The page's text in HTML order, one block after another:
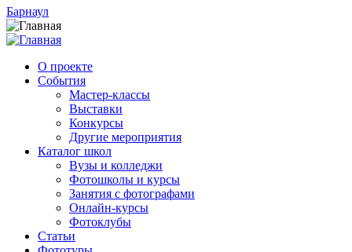
Барнаул
О проекте
События
Мастер-классы
Выставки
Конкурсы
Другие мероприятия
Каталог школ
Вузы и колледжи
Фотошколы и курсы
Занятия с фотографами
Онлайн-курсы
Фотоклубы
Статьи